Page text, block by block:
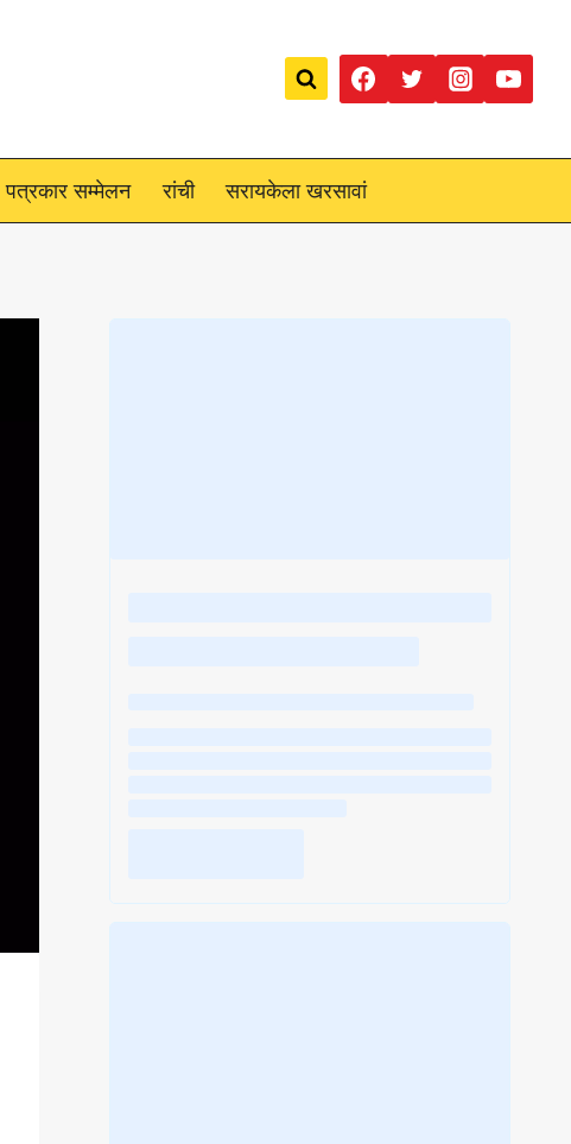
पत्रकार सम्मेलन रांची सरायकेला खरसावां